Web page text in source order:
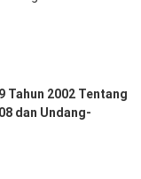
Tahun 2002 Tentang
dan Undang-